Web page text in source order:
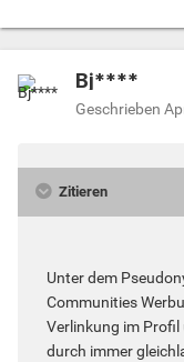
Bj****
Geschrieben
Zitieren
Unter dem
Communities
Verlinkung im Profil
durch immer